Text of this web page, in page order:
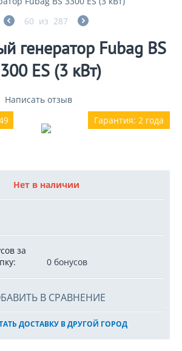
60 из 287
генератор Fubag BS
ES (3 кВт)
Написать отзыв
Гарантия: 2 года
Нет в наличии
за
0 бонусов
В СРАВНЕНИЕ
ДОСТАВКУ В ДРУГОЙ ГОРОД